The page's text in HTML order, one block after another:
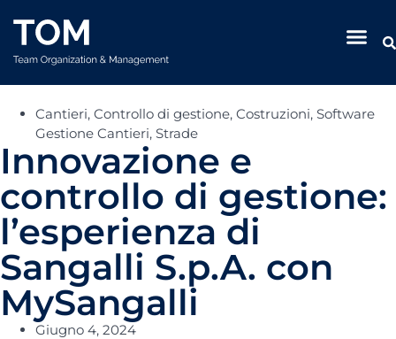
Cantieri, Controllo di gestione, Costruzioni, Software
Gestione Cantieri, Strade
Innovazione e
controllo di gestione:
l’esperienza di
Sangalli S.p.A. con
MySangalli
Giugno 4, 2024